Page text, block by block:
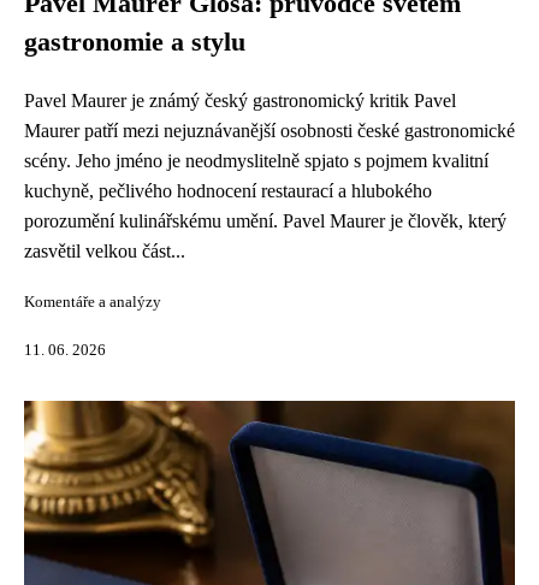
gastronomie a stylu
Pavel Maurer je známý český gastronomický kritik Pavel
Maurer patří mezi nejuznávanější osobnosti české gastronomické
scény. Jeho jméno je neodmyslitelně spjato s pojmem kvalitní
kuchyně, pečlivého hodnocení restaurací a hlubokého
porozumění kulinářskému umění. Pavel Maurer je člověk, který
zasvětil velkou část...
Komentáře a analýzy
11. 06. 2026